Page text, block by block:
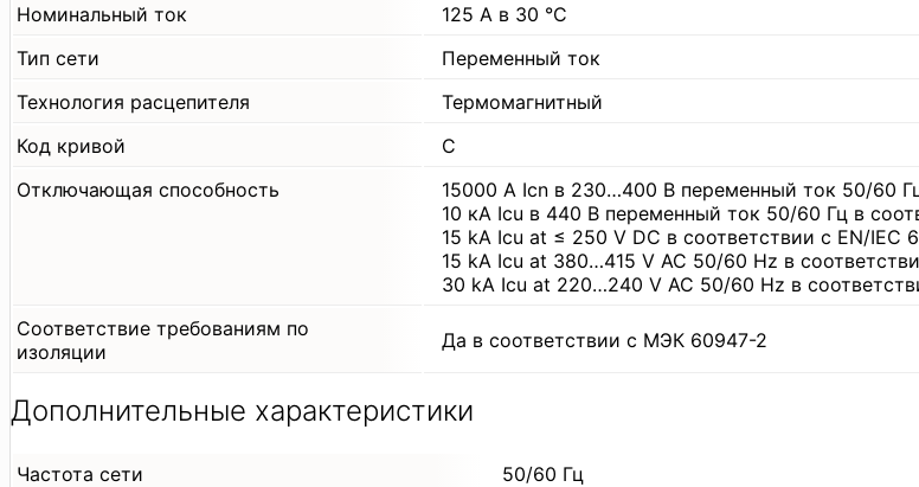
Номинальный ток
125 А в 30 °C
Тип сети
Переменный ток
Технология расцепителя
Термомагнитный
Код кривой
С
Отключающая способность
15000 А Icn в 230…400 В переменный ток 50/60
10 кА Icu в 440 В переменный ток 50/60 Гц в
15 kA Icu at ≤ 250 V DC в соответствии с EN/IEC
15 kA Icu at 380…415 V AC 50/60 Hz в
30 kA Icu at 220…240 V AC 50/60 Hz в
Соответствие требованиям по
изоляции
Да в соответствии с МЭК 60947-2
Дополнительные характеристики
Частота сети
50/60 Гц